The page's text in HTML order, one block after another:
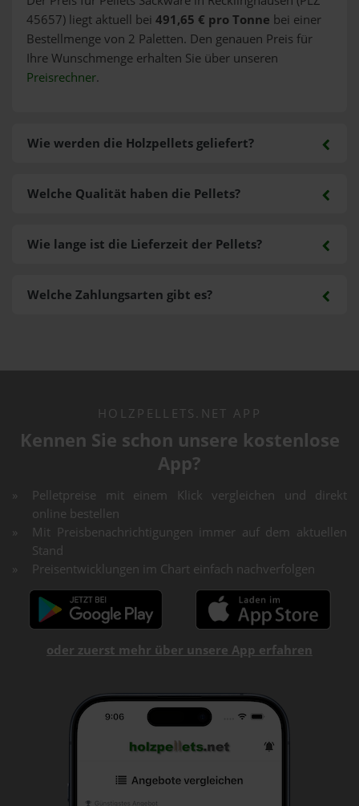
45657) liegt aktuell bei 491,65 € pro Tonne bei einer
Bestellmenge von 2 Paletten. Den genauen Preis für
Ihre Wunschmenge erhalten Sie über unseren
Preisrechner.
Wie werden die Holzpellets geliefert?
Welche Zahlungsarten gibt es?
Welche Qualität haben die Pellets?
Wie lange ist die Lieferzeit der Pellets?
HOLZPELLETS.NET APP
Kennen Sie schon unsere kostenlose
App?
Pelletpreise mit einem Klick vergleichen und direkt
online bestellen
Mit Preisbenachrichtigungen immer auf dem aktuellen
Stand
Preisentwicklungen im Chart einfach nachverfolgen
oder zuerst mehr über unsere App erfahren